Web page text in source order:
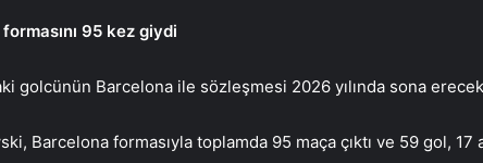
95 kez giydi
golcünün Barcelona ile sözleşmesi 2026 yılında sona
Barcelona formasıyla toplamda 95 maça çıktı ve 59 gol, 17